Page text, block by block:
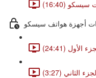
(16:40)
أجهزة هواتف سيسكو
(24:41)
(3:27)